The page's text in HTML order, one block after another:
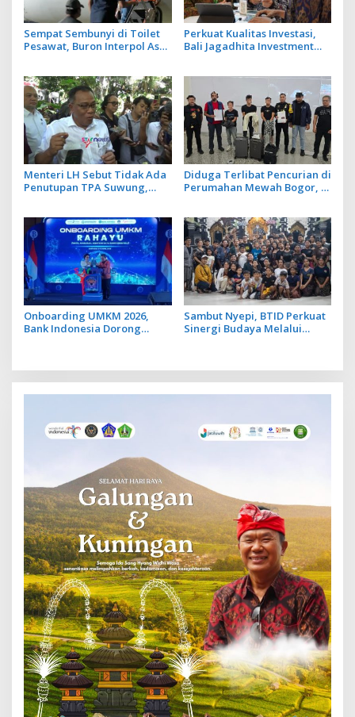
Sempat Sembunyi di Toilet
Pesawat, Buron Interpol Asal
Perkuat Kualitas Investasi,
Bali Jagadhita Investment
Menteri LH Sebut Tidak Ada
Penutupan TPA Suwung,
Diduga Terlibat Pencurian di
Perumahan Mewah Bogor, 3
Onboarding UMKM 2026,
Bank Indonesia Dorong
Sambut Nyepi, BTID Perkuat
Sinergi Budaya Melalui